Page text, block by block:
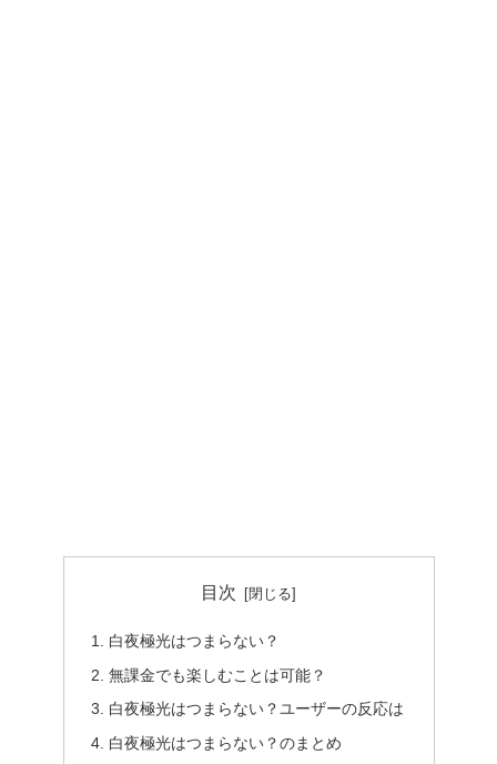
目次
白夜極光はつまらない？
無課金でも楽しむことは可能？
白夜極光はつまらない？ユーザーの反応は
白夜極光はつまらない？のまとめ